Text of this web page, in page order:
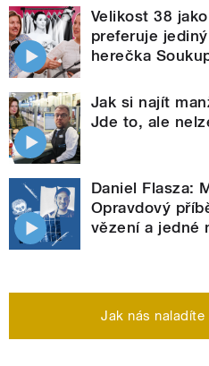
Velikost 38
preferuje
herečka
Jak si najít
Jde to, ale
Daniel Flasza:
Opravdový
vězení a jedné
Jak nás naladíte